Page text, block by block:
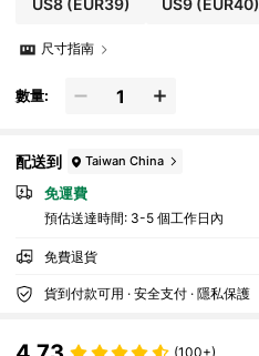
US8(EUR39) US9 (EUR40)
尺寸指南
數量:
配送到 Taiwan China
免運費
預估送達時間: 3-5 個工作日內
免費退貨
貨到付款可用 · 安全支付 · 隱私保護
(100+)